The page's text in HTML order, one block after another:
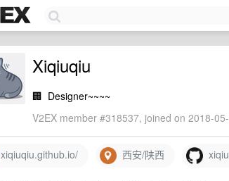
Xiqiuqiu
🏢 Designer~~~~
V2EX member #318537, joined on 2018-
xiqiuqiu.github.io/ 西安/陕西